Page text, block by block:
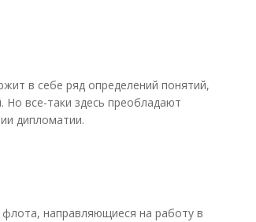
в себе ряд определений понятий,
все-таки здесь преобладают
дипломатии.
направляющиеся на работу в